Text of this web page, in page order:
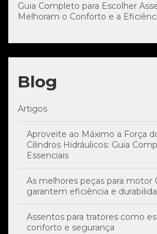
Guia Completo para Escolher
Melhoram o Conforto e a
Blog
Artigos
Aproveite ao Máximo a Força
Cilindros Hidráulicos: Guia
Essenciais
As melhores peças para motor
garantem eficiência e
Assentos para tratores como
conforto e segurança